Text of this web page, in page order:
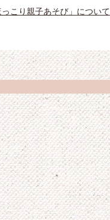
こり親子あそび」について